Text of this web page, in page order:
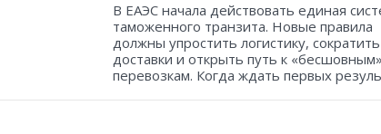
В ЕАЭС начала действовать единая
таможенного транзита. Новые правила
должны упростить логистику,
доставки и открыть путь к «бесшовным»
перевозкам. Когда ждать первых